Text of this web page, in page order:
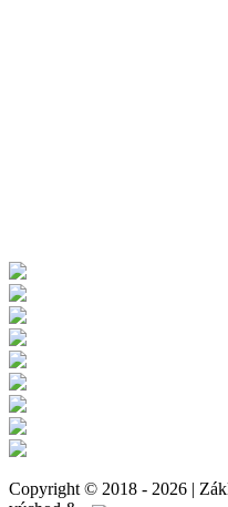
Copyright © 2018 - 2026 |